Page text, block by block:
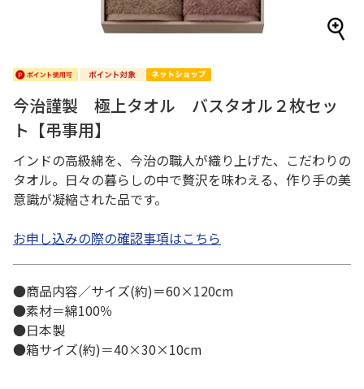
今治謹製 極上タオル バスタオル２枚セッ
ト【弔事用】
インドの高級綿を、今治の職人が織り上げた、こだわりの
タオル。日々の暮らしの中で贅沢を味わえる、作り手の美
意識が凝縮された品です。
お申し込みの際の確認事項はこちら
●商品内容／サイズ(約)＝60×120cm
●素材＝綿100％
●日本製
●箱サイズ(約)＝40×30×10cm